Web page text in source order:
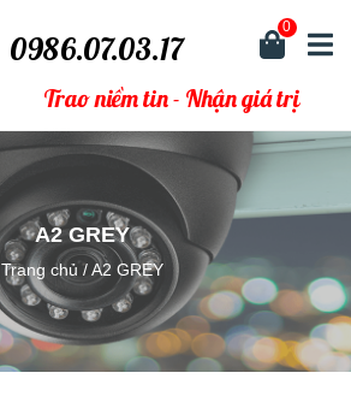
0986.07.03.17
0
Trao niềm tin - Nhận giá trị
A2 GREY
Trang chủ / A2 GREY